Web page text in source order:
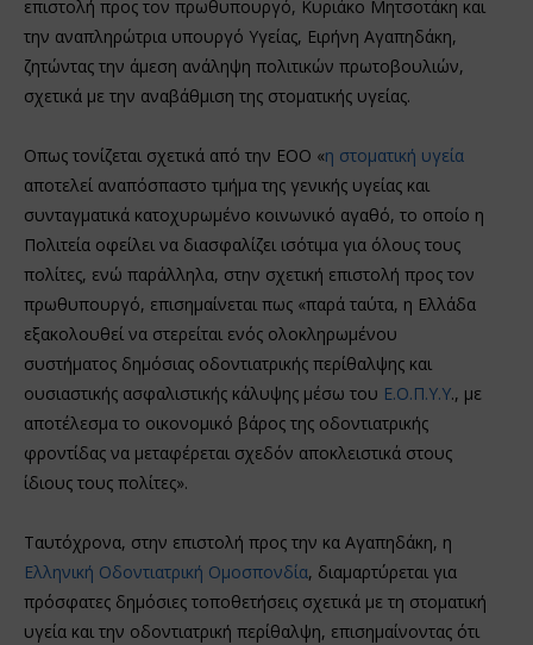
επιστολή προς τον πρωθυπουργό, Κυριάκο Μητσοτάκη και
την αναπληρώτρια υπουργό Υγείας, Ειρήνη Αγαπηδάκη,
ζητώντας την άμεση ανάληψη πολιτικών πρωτοβουλιών,
σχετικά με την αναβάθμιση της στοματικής υγείας.
Οπως τονίζεται σχετικά από την ΕΟΟ «η στοματική υγεία
αποτελεί αναπόσπαστο τμήμα της γενικής υγείας και
συνταγματικά κατοχυρωμένο κοινωνικό αγαθό, το οποίο η
Πολιτεία οφείλει να διασφαλίζει ισότιμα για όλους τους
πολίτες, ενώ παράλληλα, στην σχετική επιστολή προς τον
πρωθυπουργό, επισημαίνεται πως «παρά ταύτα, η Ελλάδα
εξακολουθεί να στερείται ενός ολοκληρωμένου
συστήματος δημόσιας οδοντιατρικής περίθαλψης και
ουσιαστικής ασφαλιστικής κάλυψης μέσω του Ε.Ο.Π.Υ.Υ., με
αποτέλεσμα το οικονομικό βάρος της οδοντιατρικής
φροντίδας να μεταφέρεται σχεδόν αποκλειστικά στους
ίδιους τους πολίτες».
Ταυτόχρονα, στην επιστολή προς την κα Αγαπηδάκη, η
Ελληνική Οδοντιατρική Ομοσπονδία, διαμαρτύρεται για
πρόσφατες δημόσιες τοποθετήσεις σχετικά με τη στοματική
υγεία και την οδοντιατρική περίθαλψη, επισημαίνοντας ότι